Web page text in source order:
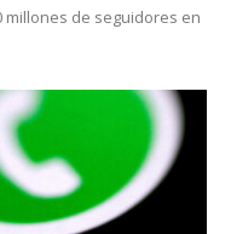
millones de seguidores en